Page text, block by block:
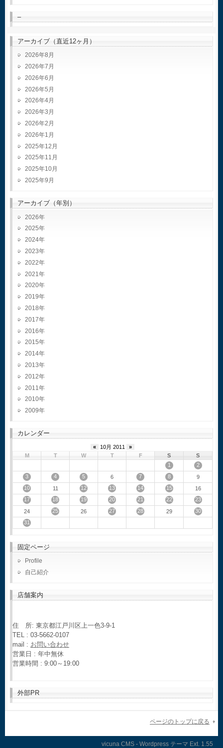
–
アーカイブ（直近12ヶ月）
2026年8月
2026年7月
2026年6月
2026年5月
2026年4月
2026年3月
2026年2月
2026年1月
2025年12月
2025年11月
2025年10月
2025年9月
アーカイブ（年別）
2026
2025
2024
2023
2022
2021
2020
2019
2018
2017
2016
2015
2014
2013
2012
2011
2010
2009
カレンダー
« 10月 2011
»
M
T W T F S
S
1
2
3
4 5 6 7 8
9
10
11 12 13 14 15
16
17
18 19 20 21 22
23
24
25 26 27 28 29
30
31
固定ページ
Profile
自己紹介
店舗案内
住 所: 東京都江戸川区上一色3-9-1
TEL : 03-5662-0107
mail : お問い合わせ
営業日 : 年中無休
営業時間 : 9:00～19:00
外部PR
ページのトップに戻る
vicuna CMS - Wordpress テーマ Ext.